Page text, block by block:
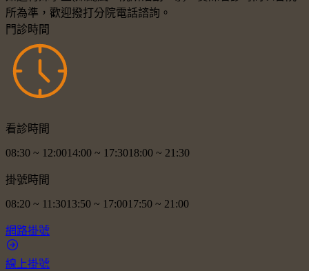
所為準，歡迎撥打分院電話諮詢。
門診時間
看診時間
08:30 ~ 12:0014:00 ~ 17:3018:00 ~ 21:30
掛號時間
08:20 ~ 11:3013:50 ~ 17:0017:50 ~ 21:00
網路掛號
線上掛號